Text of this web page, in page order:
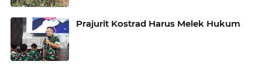
Prajurit Kostrad Harus Melek Hukum